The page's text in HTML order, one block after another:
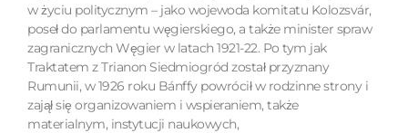
w życiu politycznym – jako wojewoda komitatu Kolozsvár,
poseł do parlamentu węgierskiego, a także minister spraw
zagranicznych Węgier w latach 1921-22. Po tym jak
Traktatem z Trianon Siedmiogród został przyznany
Rumunii, w 1926 roku Bánffy powrócił w rodzinne strony i
zajął się organizowaniem i wspieraniem, także
materialnym, instytucji naukowych,